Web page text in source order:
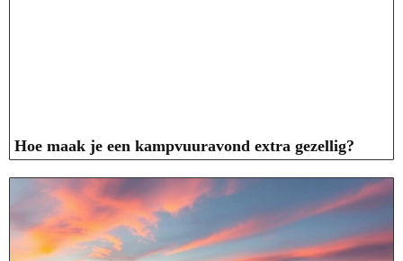
Hoe maak je een kampvuuravond extra gezellig?